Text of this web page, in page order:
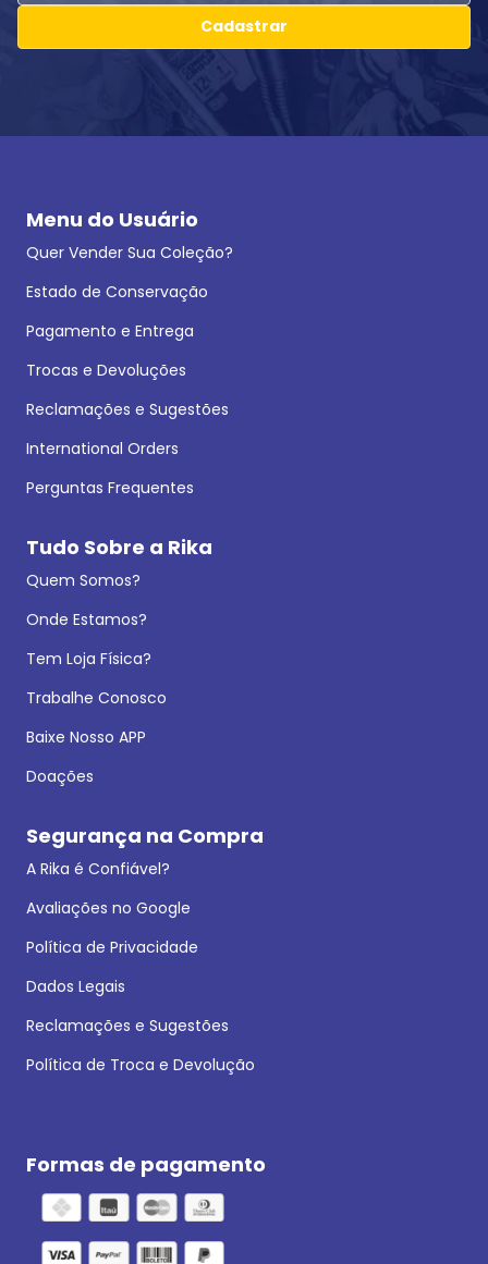
Cadastrar
Menu do Usuário
Quer Vender Sua Coleção?
Estado de Conservação
Pagamento e Entrega
Trocas e Devoluções
Reclamações e Sugestões
International Orders
Perguntas Frequentes
Tudo Sobre a Rika
Quem Somos?
Onde Estamos?
Tem Loja Física?
Trabalhe Conosco
Baixe Nosso APP
Doações
Segurança na Compra
A Rika é Confiável?
Avaliações no Google
Política de Privacidade
Dados Legais
Reclamações e Sugestões
Política de Troca e Devolução
Formas de pagamento